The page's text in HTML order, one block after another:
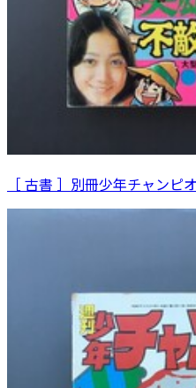
［ 古書 ］別冊少年チャン